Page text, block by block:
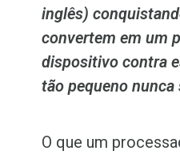
inglês)
convertem em um
dispositivo contra
tão pequeno
O que um